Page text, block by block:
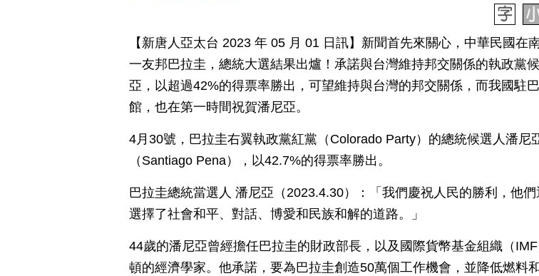
【新唐人亞太台 2023 年 05 月 01 日訊】新聞首先來關心，中華民國在
一友邦巴拉圭，總統大選結果出爐！承諾與台灣維持邦交關係的執政黨
亞，以超過42%的得票率勝出，可望維持與台灣的邦交關係，而我國駐
館，也在第一時間祝賀潘尼亞。
4月30號，巴拉圭右翼執政黨紅黨（Colorado Party）的總統候選人潘尼
（Santiago Pena），以42.7%的得票率勝出。
巴拉圭總統當選人 潘尼亞（2023.4.30）：「我們慶祝人民的勝利，他們
選擇了社會和平、對話、博愛和民族和解的道路。」
44歲的潘尼亞曾經擔任巴拉圭的財政部長，以及國際貨幣基金組織（
頓的經濟學家。他承諾，要為巴拉圭創造50萬個工作機會，並降低燃料